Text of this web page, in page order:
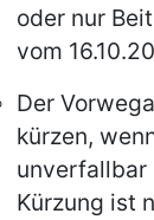
oder nur
vom
Der
kürzen,
Kürzung ist